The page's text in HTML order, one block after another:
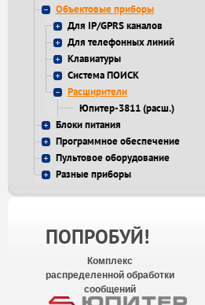
Объектовые приборы
Для IP/GPRS каналов
Для телефонных линий
Клавиатуры
Система ПОИСК
Расширители
Юпитер-3811 (расш.)
Блоки питания
Программное обеспечение
Пультовое оборудование
Разные приборы
ПОПРОБУЙ!
Комплекс
распределенной обработки
сообщений